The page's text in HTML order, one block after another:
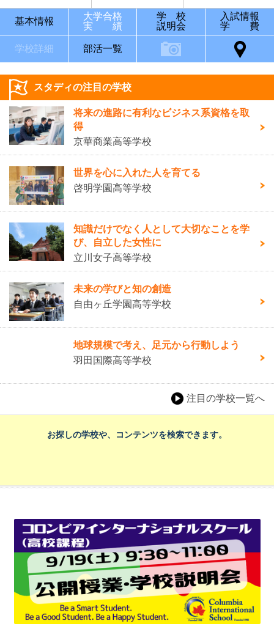
基本情報
大学合格
実 績
学 校
説明会
入試情報
学 費
学校詳細 部活一覧
スタディの注目の学校
将来の進路に有利なビジネス系資格を取
得
京華商業高等学校
世界を心に入れた人を育てる
啓明学園高等学校
知識だけでなく人として大切なことを学
び、自立した女性に
立川女子高等学校
未来の学びと知の創造
自由ヶ丘学園高等学校
地球規模で考え、足元から行動しよう
羽田国際高等学校
注目の学校一覧へ
お探しの学校や、コンテンツを検索できます。